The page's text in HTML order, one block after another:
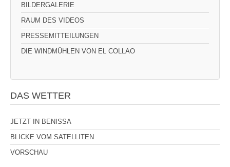
BILDERGALERIE
RAUM DES VIDEOS
PRESSEMITTEILUNGEN
DIE WINDMÜHLEN VON EL COLLAO
DAS WETTER
JETZT IN BENISSA
BLICKE VOM SATELLITEN
VORSCHAU